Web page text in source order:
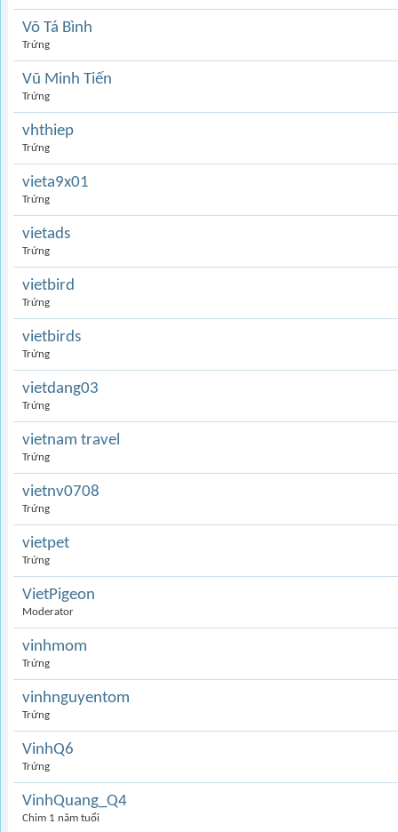
Võ Tá Bình
Trứng
Vũ Minh Tiến
Trứng
vhthiep
Trứng
vieta9x01
Trứng
vietads
Trứng
vietbird
Trứng
vietbirds
Trứng
vietdang03
Trứng
vietnam travel
Trứng
vietnv0708
Trứng
vietpet
Trứng
VietPigeon
Moderator
vinhmom
Trứng
vinhnguyentom
Trứng
VinhQ6
Trứng
VinhQuang_Q4
Chim 1 năm tuổi